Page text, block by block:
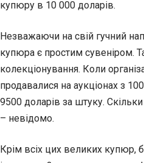
купюру в 10 000 доларів.
Незважаючи на свій гучний
купюра є простим сувеніром.
колекціонування. Коли
продавалися на аукціонах з
9500 доларів за штуку.
– невідомо.
Крім всіх цих великих купюр,